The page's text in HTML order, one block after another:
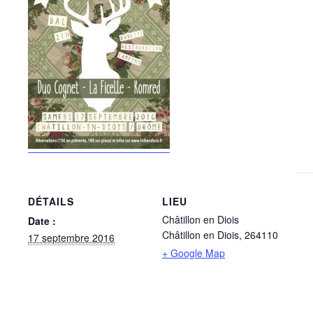
DÉTAILS
Date :
17 septembre 2016
LIEU
Châtillon en Diois
Châtillon en Diois, 264110
+ Google Map